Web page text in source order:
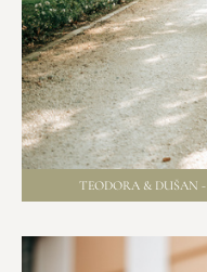
TEODORA & DUŠAN